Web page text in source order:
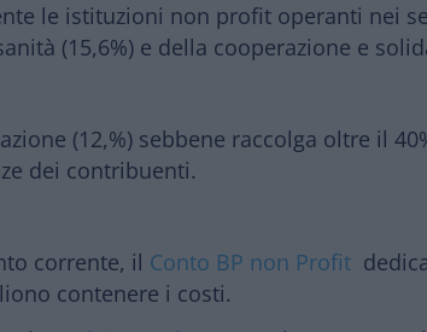
le istituzioni non profit operanti nei
(15,6%) e della cooperazione e
(12,%) sebbene raccolga oltre il
dei contribuenti.
corrente, il Conto BP non Profit
contenere i costi.